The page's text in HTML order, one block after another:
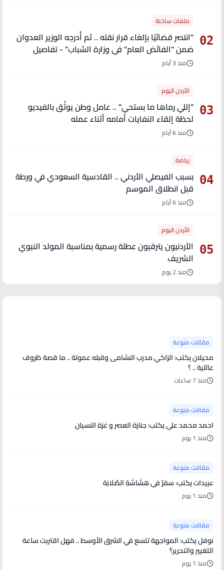
02
ملفات ساخنة
"انتصر قضائيًا بإلغاء قرار نقله .. ثم أُدرجه الوزير العدوان
ضمن "الفائض العام" في وزارة الشباب" - تفاصيل
منذ 3 أيام
03
الأردن اليوم
"إللي رماها ما بستحي" .. عامل وطن يوثّق بالفيديو
لحظة إلقاء النفايات أمامه أثناء عمله
منذ 6 أيام
04
رياضة
بسبب الفيصلي الأردني .. القادسية السعودي في ورطة
قبل انطلاق الموسم
منذ 6 أيام
05
الأردن اليوم
الأردنيون يترقبون عطلة رسمية بمناسبة المولد النبوي
الشريف
منذ 2 يوم
مقالات منوعة
محيلان يكتب: الزاكي مدرب النشامى وقبله عموتة .. ما قصة ظروف
عائلية .. ؟
منذ 7 ساعات
مقالات منوعة
احمد محمد علي يكتب: جنازة العصر و غزة النسيان
منذ 1 يوم
مقالات منوعة
عبيدات يكتب: سفرٌ في هَشَاشَةِ الصَّلابَة
منذ 1 يوم
مقالات منوعة
نوفل يكتب: المواجهة تتسع في الشرق الأوسط .. فهل اقتربت ساعة
التغيير والتحرير؟
منذ 1 يوم